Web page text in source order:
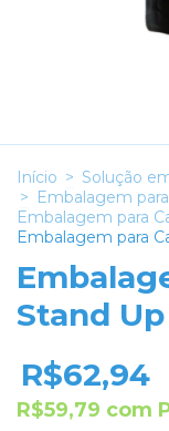
Início > Solução
> Embalagem
Embalagem para
Embalagem para
Stand
R$62,94
R$59,79 com